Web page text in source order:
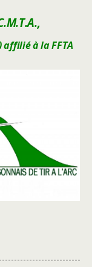
affilié à la FFTA